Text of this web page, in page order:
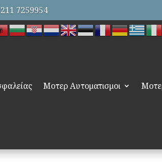
7259954
Μοτερ Αυτοματισμοι